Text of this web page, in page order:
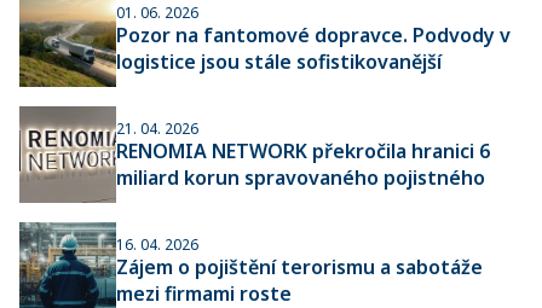
01. 06. 2026
Pozor na fantomové dopravce. Podvody v
logistice jsou stále sofistikovanější
21. 04. 2026
RENOMIA NETWORK překročila hranici 6
miliard korun spravovaného pojistného
16. 04. 2026
Zájem o pojištění terorismu a sabotáže
mezi firmami roste